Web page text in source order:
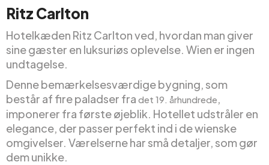
Ritz Carlton
Hotelkæden Ritz Carlton ved, hvordan man giver
sine gæster en luksuriøs oplevelse. Wien er ingen
undtagelse.
Denne bemærkelsesværdige bygning, som
består af fire paladser fra det 19. århundrede,
imponerer fra første øjeblik. Hotellet udstråler en
elegance, der passer perfekt ind i de wienske
omgivelser. Værelserne har små detaljer, som gør
dem unikke.